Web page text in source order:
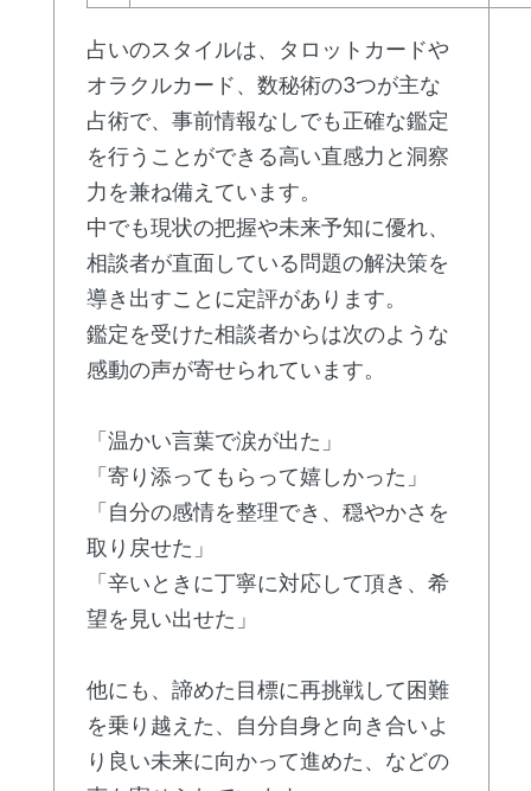
占いのスタイルは、タロットカードや
オラクルカード、数秘術の3つが主な
占術で、事前情報なしでも正確な鑑定
を行うことができる高い直感力と洞察
力を兼ね備えています。
中でも現状の把握や未来予知に優れ、
相談者が直面している問題の解決策を
導き出すことに定評があります。
鑑定を受けた相談者からは次のような
感動の声が寄せられています。
「温かい言葉で涙が出た」
「寄り添ってもらって嬉しかった」
「自分の感情を整理でき、穏やかさを
取り戻せた」
「辛いときに丁寧に対応して頂き、希
望を見い出せた」
他にも、諦めた目標に再挑戦して困難
を乗り越えた、自分自身と向き合いよ
り良い未来に向かって進めた、などの